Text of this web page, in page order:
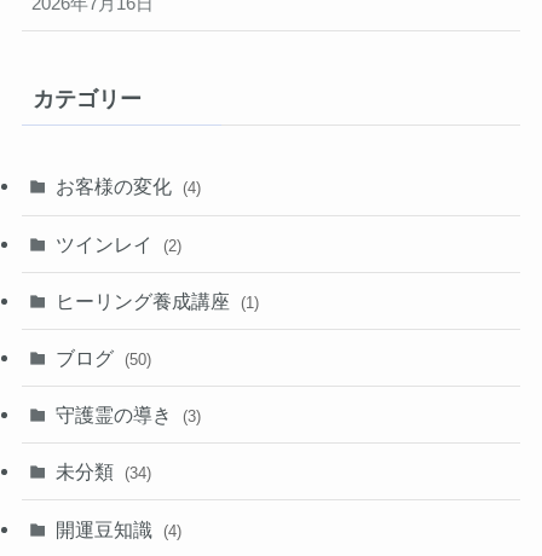
2026年7月16日
カテゴリー
お客様の変化 (4)
ツインレイ (2)
ヒーリング養成講座 (1)
ブログ (50)
守護霊の導き (3)
未分類 (34)
開運豆知識 (4)